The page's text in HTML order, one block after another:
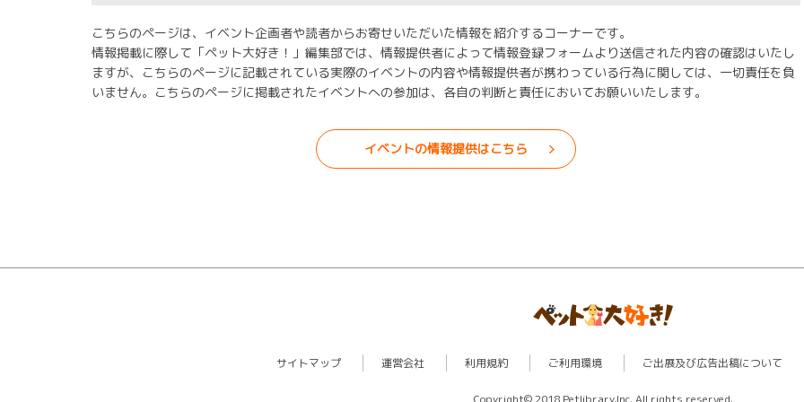
こちらのページは、イベント企画者や読者からお寄せいただいた情報を紹介するコーナーです。
情報掲載に際して「ペット大好き！」編集部では、情報提供者によって情報登録フォームより送信された内容の確認はいたし
ますが、こちらのページに記載されている実際のイベントの内容や情報提供者が携わっている行為に関しては、一切責任を負
いません。こちらのページに掲載されたイベントへの参加は、各自の判断と責任においてお願いいたします。
イベントの情報提供はこちら
サイトマップ 運営会社 利用規約 ご利用環境 ご出展及び広告出稿について
Copyright© 2018 Petlibrary,Inc. All rights reserved.